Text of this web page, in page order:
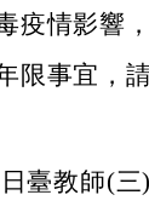
疫情影響
限事宜，請
臺教師(